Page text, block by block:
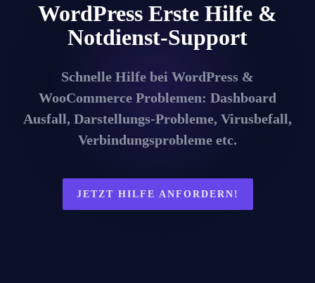
WordPress Erste Hilfe &
Notdienst-Support
Schnelle Hilfe bei WordPress &
WooCommerce Problemen: Dashboard
Ausfall, Darstellungs-Probleme, Virusbefall,
Verbindungsprobleme etc.
JETZT HILFE ANFORDERN!